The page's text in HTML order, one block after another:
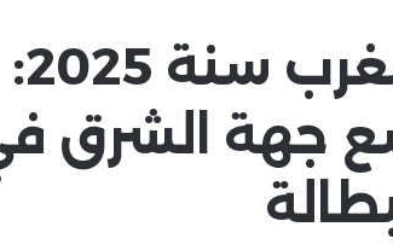
سوق الشغل بالمغرب سنة 2025:
جهة الشرق